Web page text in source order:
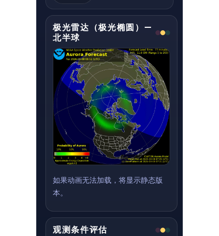
极光雷达（极光椭圆）—
北半球
如果动画无法加载，将显示静态版
本。
观测条件评估